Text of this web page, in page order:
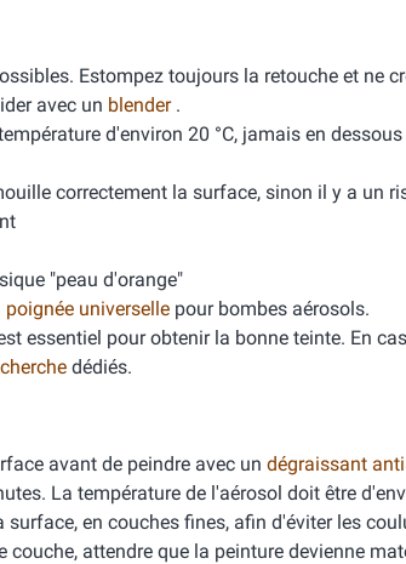
Estompez toujours la retouche et ne
avec un blender .
d'environ 20 °C, jamais en
correctement la surface, sinon il y a un
"peau d'orange"
poignée universelle pour bombes aérosols.
essentiel pour obtenir la bonne teinte. En
dédiés.
avant de peindre avec un dégraissant
La température de l'aérosol doit être
en couches fines, afin d'éviter les
couche, attendre que la peinture devienne